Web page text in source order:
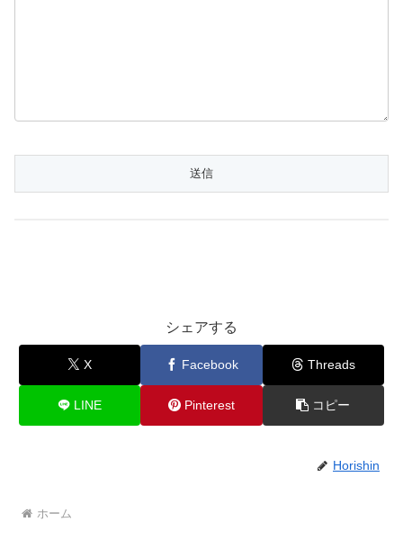
シェアする
X Facebook Threads
LINE Pinterest コピー
Horishin
ホーム